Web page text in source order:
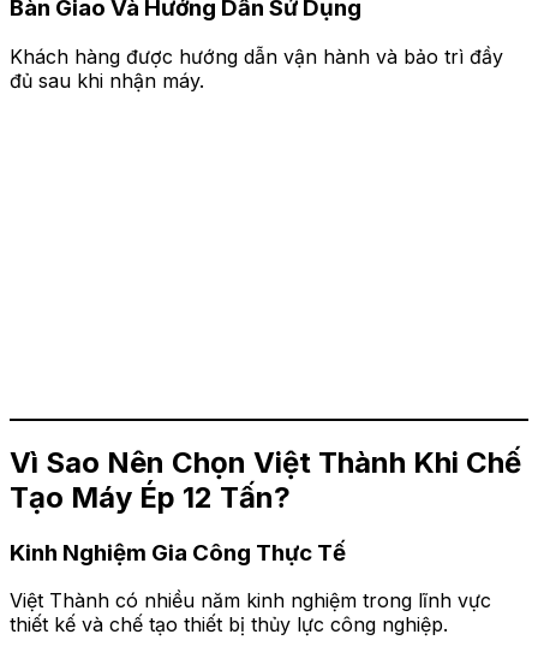
Bàn Giao Và Hướng Dẫn Sử Dụng
Khách hàng được hướng dẫn vận hành và bảo trì đầy
đủ sau khi nhận máy.
Vì Sao Nên Chọn Việt Thành Khi Chế
Tạo Máy Ép 12 Tấn?
Kinh Nghiệm Gia Công Thực Tế
Việt Thành có nhiều năm kinh nghiệm trong lĩnh vực
thiết kế và chế tạo thiết bị thủy lực công nghiệp.